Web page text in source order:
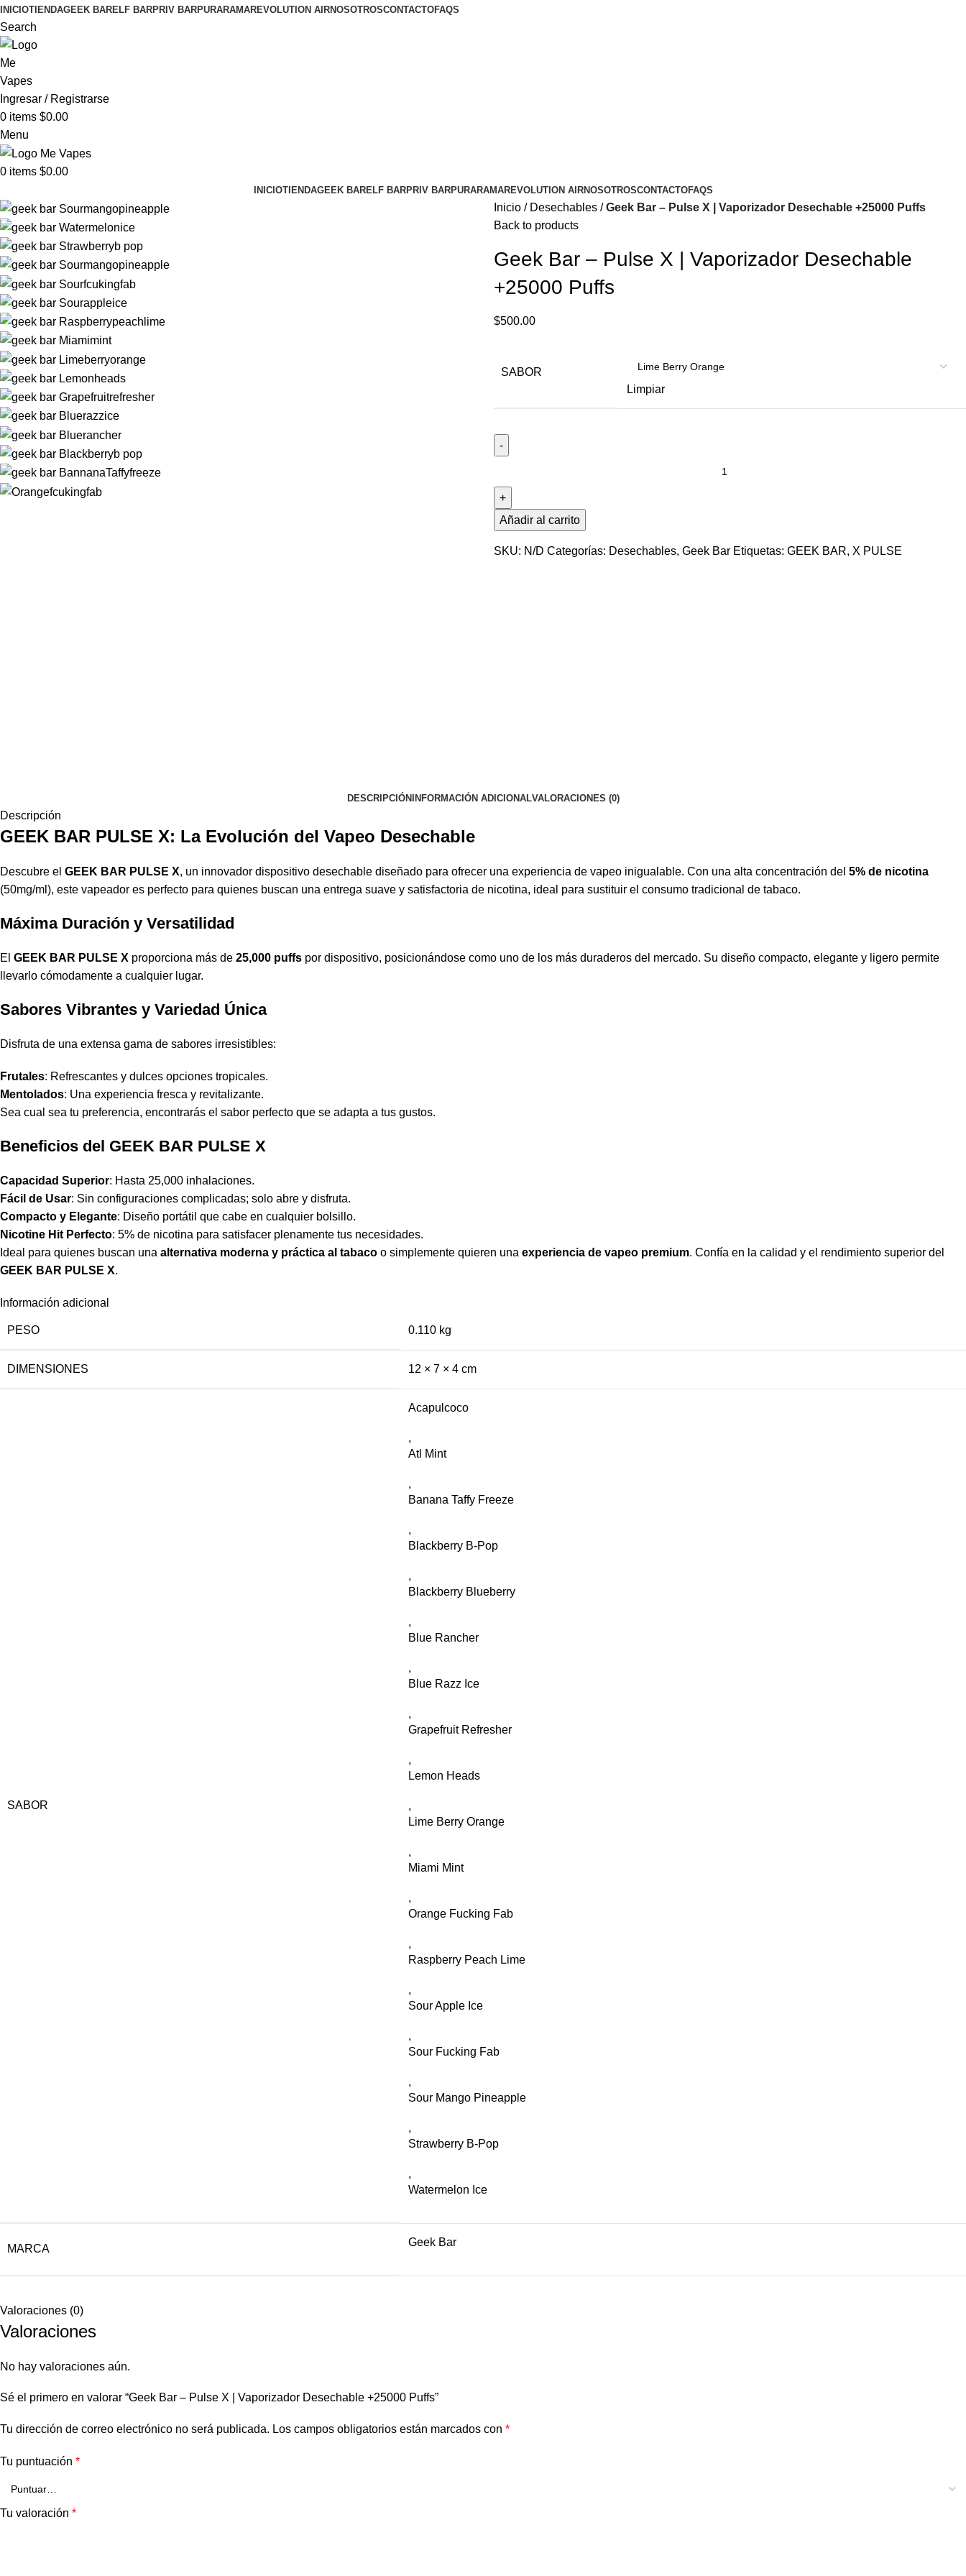
INICIOTIENDAGEEK BARELF BARPRIV BARPURARAMAREVOLUTION AIRNOSOTROSCONTACTOFAQS
Search
Ingresar / Registrarse
0 items $0.00
Menu
0 items $0.00
INICIOTIENDAGEEK BARELF BARPRIV BARPURARAMAREVOLUTION AIRNOSOTROSCONTACTOFAQS
Inicio Desechables
Geek Bar – Pulse X | Vaporizador Desechable +25000 Puffs
Back to products
Geek Bar – Pulse X | Vaporizador Desechable
+25000 Puffs
$500.00
SABOR
Limpiar
Añadir al carrito
SKU: N/D Categorías: Desechables, Geek Bar Etiquetas: GEEK BAR, X PULSE
DESCRIPCIÓNINFORMACIÓN ADICIONALVALORACIONES (0)
Descripción
GEEK BAR PULSE X: La Evolución del Vapeo Desechable
Descubre el GEEK BAR PULSE X, un innovador dispositivo desechable diseñado para ofrecer una experiencia de vapeo inigualable. Con una alta concentración del 5% de nicotina
(50mg/ml), este vapeador es perfecto para quienes buscan una entrega suave y satisfactoria de nicotina, ideal para sustituir el consumo tradicional de tabaco.
Máxima Duración y Versatilidad
El GEEK BAR PULSE X proporciona más de 25,000 puffs por dispositivo, posicionándose como uno de los más duraderos del mercado. Su diseño compacto, elegante y ligero permite
llevarlo cómodamente a cualquier lugar.
Sabores Vibrantes y Variedad Única
Disfruta de una extensa gama de sabores irresistibles:
Frutales: Refrescantes y dulces opciones tropicales.
Mentolados: Una experiencia fresca y revitalizante.
Sea cual sea tu preferencia, encontrarás el sabor perfecto que se adapta a tus gustos.
Beneficios del GEEK BAR PULSE X
Capacidad Superior: Hasta 25,000 inhalaciones.
Fácil de Usar: Sin configuraciones complicadas; solo abre y disfruta.
Compacto y Elegante: Diseño portátil que cabe en cualquier bolsillo.
Nicotine Hit Perfecto: 5% de nicotina para satisfacer plenamente tus necesidades.
Ideal para quienes buscan una alternativa moderna y práctica al tabaco o simplemente quieren una experiencia de vapeo premium. Confía en la calidad y el rendimiento superior del
GEEK BAR PULSE X.
Información adicional
PESO 0.110 kg
DIMENSIONES 12 × 7 × 4 cm
SABOR
Acapulcoco
,
Atl Mint
,
Banana Taffy Freeze
,
Blackberry B-Pop
,
Blackberry Blueberry
,
Blue Rancher
,
Blue Razz Ice
,
Grapefruit Refresher
,
Lemon Heads
,
Lime Berry Orange
,
Miami Mint
,
Orange Fucking Fab
,
Raspberry Peach Lime
,
Sour Apple Ice
,
Sour Fucking Fab
,
Sour Mango Pineapple
,
Strawberry B-Pop
,
Watermelon Ice
MARCA
Geek Bar
Valoraciones (0)
Valoraciones
No hay valoraciones aún.
Sé el primero en valorar “Geek Bar – Pulse X | Vaporizador Desechable +25000 Puffs”
Tu dirección de correo electrónico no será publicada. Los campos obligatorios están marcados con *
Tu puntuación *
Tu valoración *